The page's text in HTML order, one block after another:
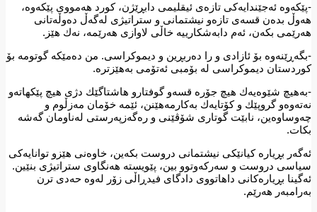
-پێكەوە ئەجێندایەكی تازەی ئیقلیمی دابڕێژن، كورد هەمووی پێكەوە،
هەوڵ بدەن قسەی تازەو نیشتمانی و ستراتیژی لەگەڵ دەوڵەتانی
هەرێمی بكەن، ئەم دابەشكارییە خاڵی لاوازی هەرێمە، نەك هێز.
-بگەڕێنەوە بۆ ئازادی و را دەربڕین و دیموكراسی. من دەمێكە گوتومە بۆ
كوردستان دیموكراسی لە بۆمبی ئەتۆمی بەهێزترە.
-بەهیچ شێوەیەك هیچ جۆرە قسەو گوفتارو هاشتاگێك دژی هیچ پێكهاتەو
نەتەوەو گروپێك و كۆتایەك بەكارمەهێنن، ئێمە خۆمان مەزڵوم و
چەوساوەین، نابێت گوتاری شۆڤێنی و رەگەزپەرستی لەناومان گەشە
بكات.
ئەگەر بڕیارە كیانێكی نیشتمانی دروست بكەین، خاوەنی هێزو توانایەكی
سیاسی دروست و سەركەوتوو بین، پێویستە هەنگاوی ستراتیژی بنێین.
ئەگینا بڕیارەكانی داهاتووی دادگای فیدڕاڵی زۆر لەوە حەدی ترن
بەرامبەر هەرێم.